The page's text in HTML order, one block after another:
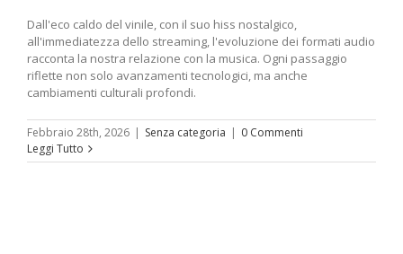
Dall'eco caldo del vinile, con il suo hiss nostalgico,
all'immediatezza dello streaming, l'evoluzione dei formati audio
racconta la nostra relazione con la musica. Ogni passaggio
riflette non solo avanzamenti tecnologici, ma anche
cambiamenti culturali profondi.
Febbraio 28th, 2026 | Senza categoria | 0 Commenti
Leggi Tutto